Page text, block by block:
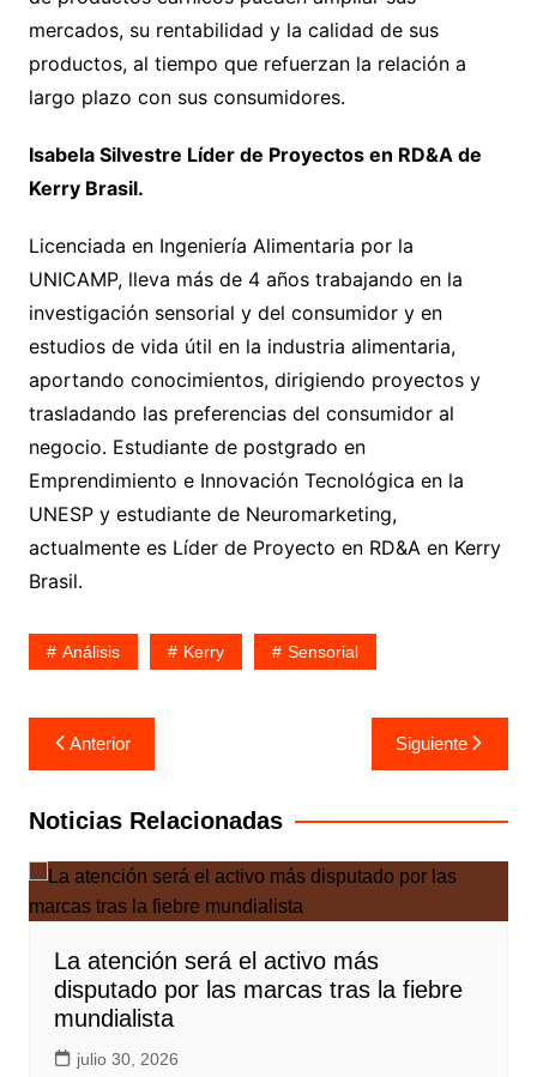
mercados, su rentabilidad y la calidad de sus
productos, al tiempo que refuerzan la relación a
largo plazo con sus consumidores.
Isabela Silvestre Líder de Proyectos en RD&A de
Kerry Brasil.
Licenciada en Ingeniería Alimentaria por la
UNICAMP, lleva más de 4 años trabajando en la
investigación sensorial y del consumidor y en
estudios de vida útil en la industria alimentaria,
aportando conocimientos, dirigiendo proyectos y
trasladando las preferencias del consumidor al
negocio. Estudiante de postgrado en
Emprendimiento e Innovación Tecnológica en la
UNESP y estudiante de Neuromarketing,
actualmente es Líder de Proyecto en RD&A en Kerry
Brasil.
Análisis Kerry Sensorial
Navegación
de
entradas
Anterior Siguiente
Noticias Relacionadas
La atención será el activo más
disputado por las marcas tras la fiebre
mundialista
julio 30, 2026